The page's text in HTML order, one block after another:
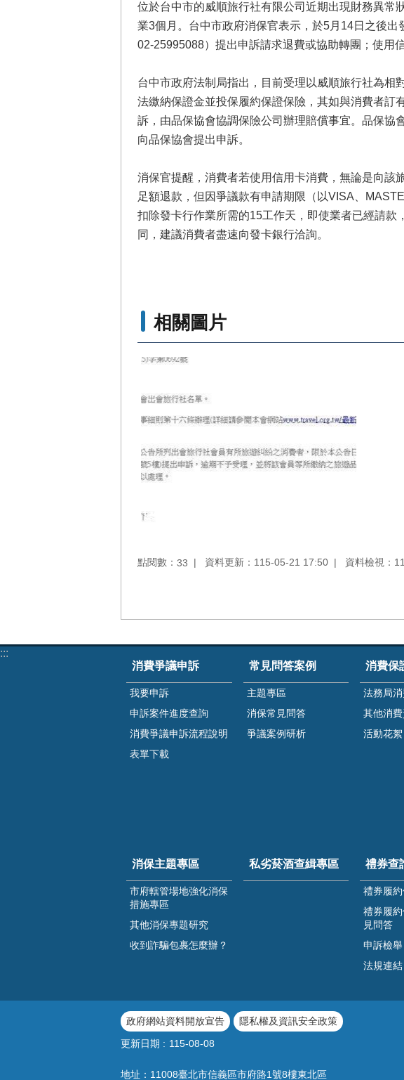
位於台中市的威順旅行社有限公司近期出現財務異常
業3個月。台中市政府消保官表示，於5月14日之後
02-25995088）提出申訴請求退費或協助轉團；使用
台中市政府法制局指出，目前受理以威順旅行社為相
法繳納保證金並投保履約保證保險，其如與消費者訂
訴，由品保協會協調保險公司辦理賠償事宜。品保協
向品保協會提出申訴。
消保官提醒，消費者若使用信用卡消費，無論是向該
足額退款，但因爭議款有申請期限（以VISA、
扣除發卡行作業所需的15工作天，即使業者已經請
同，建議消費者盡速向發卡銀行洽詢。
相關圖片
點閱數： 33 資料更新：115-05-21 17:50 資料檢視：
:::
消費爭議申訴
我要申訴
申訴案件進度查詢
消費爭議申訴流程說明
表單下載
常見問答案例
主題專區
消保常見問答
爭議案例研析
消費保
法務局
其他消
活動花絮
消保主題專區
市府轄管場地強化消保
措施專區
其他消保專題研究
收到詐騙包裹怎麼辦？
私劣菸酒查緝專區 禮券查
禮券履
禮券履
見問答
申訴檢舉
法規連結
政府網站資料開放宣告
隱私權及資訊安全政策
更新日期
115-08-08
地址：11008臺北市信義區市府路1號8樓東北區